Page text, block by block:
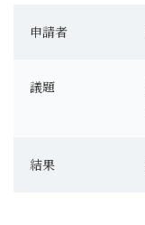
申請者
議題
結果